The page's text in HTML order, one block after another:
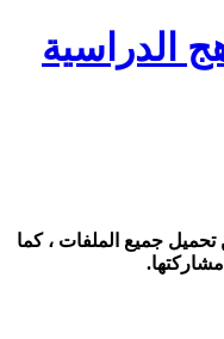
الدراسية
جميع الملفات ، كما